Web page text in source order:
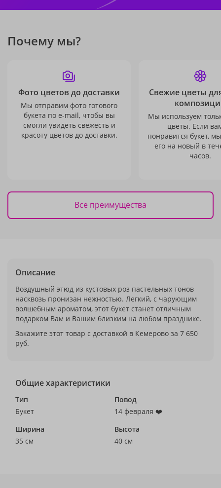
Почему мы?
Фото цветов до доставки
Мы отправим фото готового
букета по e-mail, чтобы вы
смогли увидеть свежесть и
красоту цветов до доставки.
Свежие цветы
Мы используем
цветы. Если
понравится букет,
его на новый в
часов.
Все преимущества
Описание
Воздушный этюд из кустовых роз пастельных тонов
насквозь пронизан нежностью. Легкий, с чарующим
волшебным ароматом, этот букет станет отличным
подарком Вам и Вашим близким на любом празднике.
Закажите этот товар с доставкой в Кемерово за 7 650
руб.
Общие характеристики
Тип
Букет
Повод
14 февраля ❤️
Ширина
35 см
Высота
40 см